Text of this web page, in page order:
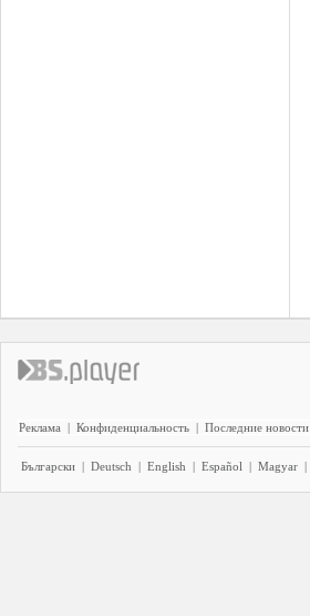
Реклама | Конфиденциальность | Последние новости
Български | Deutsch | English | Español | Magyar |